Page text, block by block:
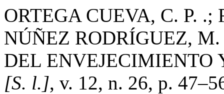
ORTEGA CUEVA, C. P.
NÚÑEZ RODRÍGUEZ,
DEL ENVEJECIMIENTO
[S. l.], v. 12, n. 26, p.